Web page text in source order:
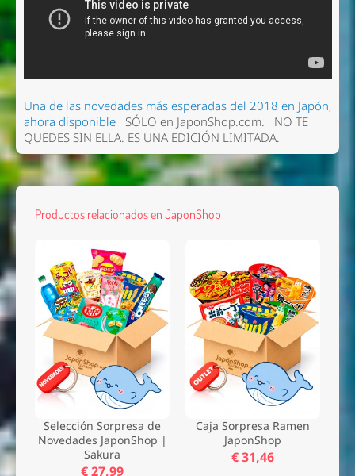
Una de las novedades más esperadas del 2018 en Japón,
ahora disponible
SÓLO en JaponShop.com.
NO TE
QUEDES SIN ELLA. ES UNA EDICIÓN LIMITADA.
Productos relacionados en JaponShop
Selección Sorpresa de
Novedades JaponShop |
Sakura
€ 27,99
Caja Sorpresa Ramen
JaponShop
€ 31,46